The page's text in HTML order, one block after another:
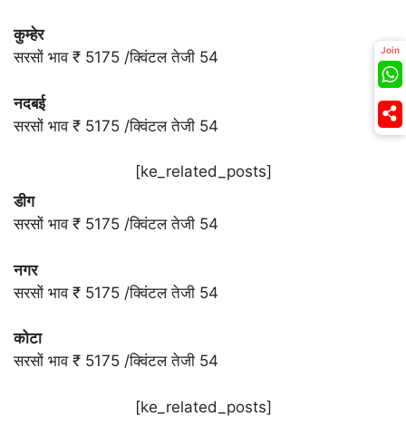
कुम्हेर
सरसों भाव ₹ 5175 /क्विंटल तेजी 54
नदबई
सरसों भाव ₹ 5175 /क्विंटल तेजी 54
[ke_related_posts]
डीग
सरसों भाव ₹ 5175 /क्विंटल तेजी 54
नगर
सरसों भाव ₹ 5175 /क्विंटल तेजी 54
कोटा
सरसों भाव ₹ 5175 /क्विंटल तेजी 54
[ke_related_posts]
Join